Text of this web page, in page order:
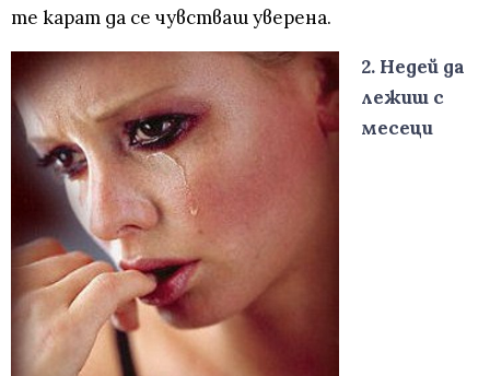
те карат да се чувстваш уверена.
2. Недей да
лежиш с
месеци